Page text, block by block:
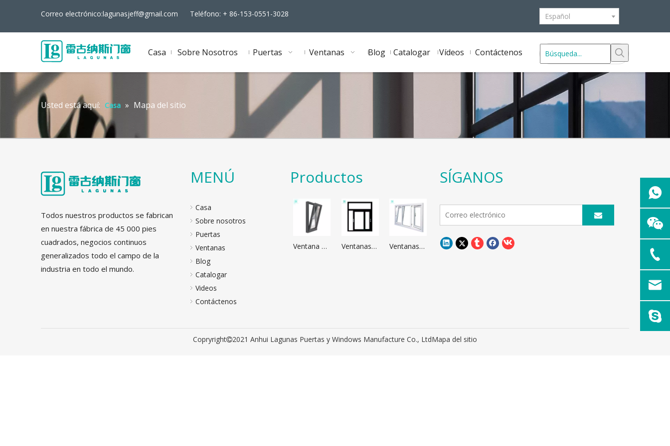
Correo electrónico:lagunasjeff@gmail.com Teléfono: + 86-153-0551-3028 Español
Casa Sobre Nosotros Puertas Ventanas Blog Catalogar Vídeos Contáctenos
Usted está aquí: Casa » Mapa del sitio
Todos nuestros productos se fabrican
en nuestra fábrica de 45 000 pies
cuadrados, negocios continuos
generalizados todo el campo de la
industria en todo el mundo.
MENÚ
Casa
Sobre nosotros
Puertas
Ventanas
Blog
Catalogar
Videos
Contáctenos
Productos
Ventana de
Ventanas
Ventanas
SÍGANOS
Copryright2021 Anhui Lagunas Puertas y Windows Manufacture Co., LtdMapa del sitio